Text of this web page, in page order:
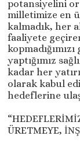
potansiyelini
milletimize en
kalmadık, her
faaliyete
yaptığımız
kadar her
olarak kabul
hedeflerine
ÜRETMEYE,